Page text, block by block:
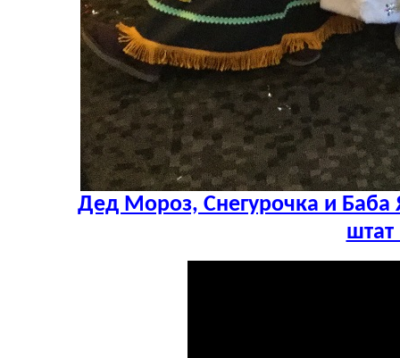
Дед Мороз, Снегурочка и Баба